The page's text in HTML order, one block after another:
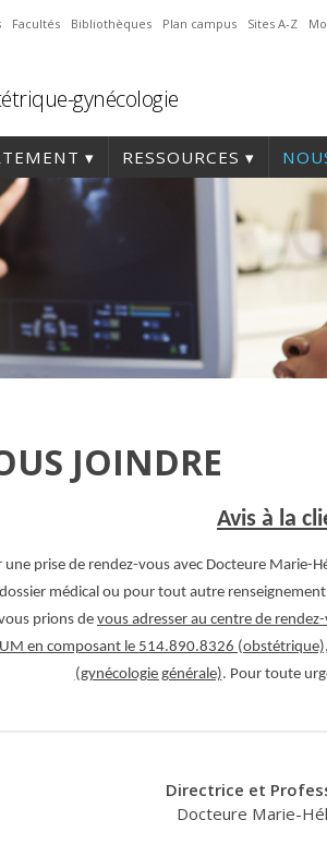
Facultés Bibliothèques Plan campus Sites A-Z
gynécologie
RESSOURCES
JOINDRE
Avis à la
une prise de rendez-vous avec Docteure Marie-
médical ou pour tout autre renseignement
prions devous adresser au centre de
en composant le 514.890.8326
(gynécologie générale). Pour toute
Directrice et
Docteure Marie-